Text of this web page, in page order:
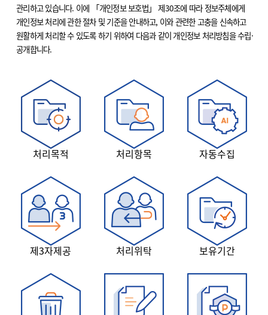
관리하고 있습니다. 이에 「개인정보 보호법」 제30조에 따라 정보주체에게
개인정보 처리에 관한 절차 및 기준을 안내하고, 이와 관련한 고충을 신속하고
원활하게 처리할 수 있도록 하기 위하여 다음과 같이 개인정보 처리방침을 수립·
공개합니다.
처리목적 처리항목 자동수집
제3자제공 처리위탁 보유기간